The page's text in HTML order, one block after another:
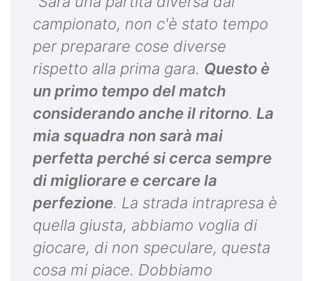
campionato, non c'è stato tempo
per preparare cose diverse
rispetto alla prima gara. Questo è
un primo tempo del match
considerando anche il ritorno. La
mia squadra non sarà mai
perfetta perché si cerca sempre
di migliorare e cercare la
perfezione. La strada intrapresa è
quella giusta, abbiamo voglia di
giocare, di non speculare, questa
cosa mi piace. Dobbiamo